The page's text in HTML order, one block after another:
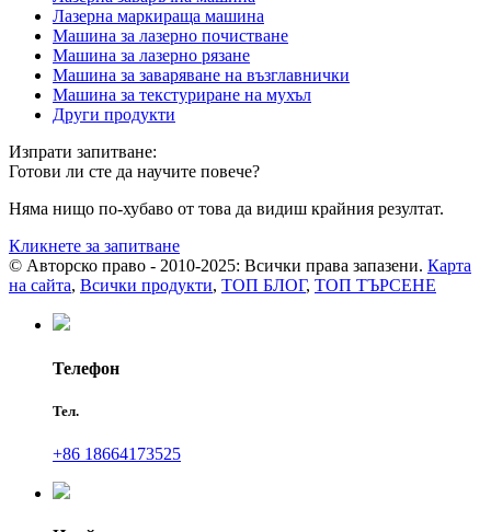
Лазерна маркираща машина
Машина за лазерно почистване
Машина за лазерно рязане
Машина за заваряване на възглавнички
Машина за текстуриране на мухъл
Други продукти
Изпрати запитване:
Готови ли сте да научите повече?
Няма нищо по-хубаво от това да видиш крайния резултат.
Кликнете за запитване
© Авторско право - 2010-2025: Всички права запазени. Карта
на сайта, Всички продукти, ТОП БЛОГ, ТОП ТЪРСЕНЕ
Телефон
Тел.
+86 18664173525